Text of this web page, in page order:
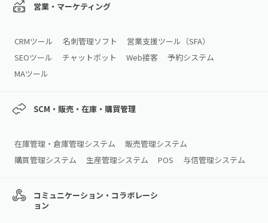
営業・マーケティング
CRMツール 名刺管理ソフト
営業支援ツール（SFA）
SEOツール
チャットボット Web接客
予約システム
MAツール
SCM・販売・在庫・購買管理
在庫管理・倉庫管理システム
販売管理システム
購買管理システム
生産管理システム POS 与信管理システム
コミュニケーション・コラボレーシ
ョン